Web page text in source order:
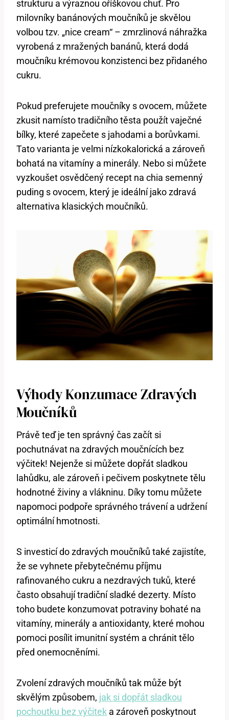
strukturu a výraznou oříškovou chuť. Pro
milovníky banánových moučníků je skvělou
volbou tzv. „nice cream“ – zmrzlinová náhražka
vyrobená z mražených banánů, která dodá
moučníku krémovou konzistenci bez přidaného
cukru.
Pokud preferujete moučníky s ovocem, můžete
zkusit namísto tradičního těsta použít vaječné
bílky, které zapečete s jahodami a borůvkami.
Tato varianta je velmi nízkokalorická a zároveň
bohatá na vitamíny a minerály. Nebo si můžete
vyzkoušet osvědčený recept na chia semenný
puding s ovocem, který je ideální jako zdravá
alternativa klasických moučníků.
Výhody Konzumace Zdravých
Moučníků
Právě teď je ten správný čas začít si
pochutnávat na zdravých moučnících bez
výčitek! Nejenže si můžete dopřát sladkou
lahůdku, ale zároveň i pečivem poskytnete tělu
hodnotné živiny a vlákninu. Díky tomu můžete
napomoci podpoře správného trávení a udržení
optimální hmotnosti.
S investicí do zdravých moučníků také zajistíte,
že se vyhnete přebytečnému příjmu
rafinovaného cukru a nezdravých tuků, které
často obsahují tradiční sladké dezerty. Místo
toho budete konzumovat potraviny bohaté na
vitamíny, minerály a antioxidanty, které mohou
pomoci posílit imunitní systém a chránit tělo
před onemocněními.
Zvolení zdravých moučníků tak může být
skvělým způsobem, jak si dopřát sladkou
pochoutku bez výčitek a zároveň poskytnout